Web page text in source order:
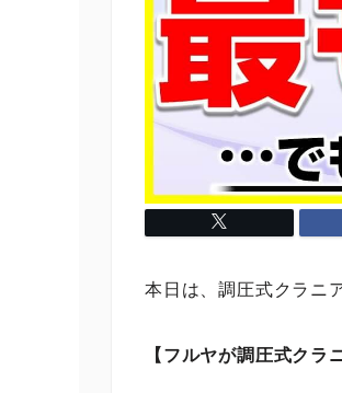
本日は、調圧式クラニ
【フルヤが調圧式クラ